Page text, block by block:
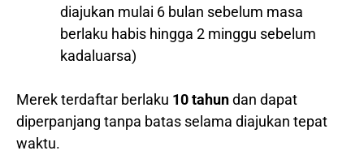
diajukan mulai 6 bulan sebelum masa
berlaku habis hingga 2 minggu sebelum
kadaluarsa)
Merek terdaftar berlaku 10 tahundan dapat
diperpanjang tanpa batas selama diajukan tepat
waktu.